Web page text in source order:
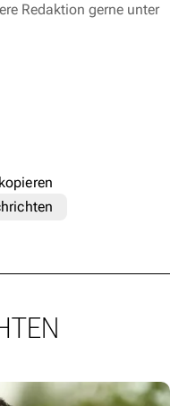
Redaktion gerne unter